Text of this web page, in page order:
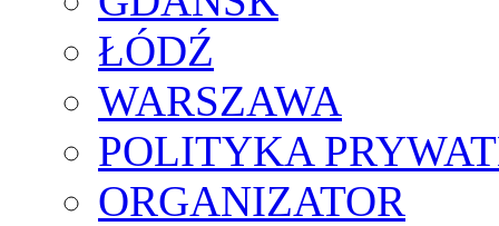
ŁÓDŹ
WARSZAWA
POLITYKA
ORGANIZATOR